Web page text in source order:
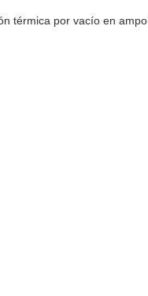
térmica por vacío en